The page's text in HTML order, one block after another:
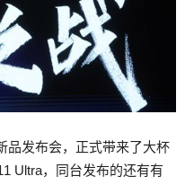
品发布会，正式带来了大杯
Ultra，同台发布的还有有